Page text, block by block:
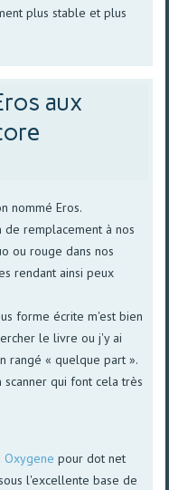
plus stable et plus
aux
nommé Eros.
de remplacement à nos
ou rouge dans nos
rendant ainsi peux
forme écrite m'est bien
le livre ou j'y ai
rangé « quelque part ».
qui font cela très
Oxygene pour dot net
l'excellente base de